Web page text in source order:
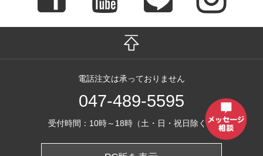
電話注文は承っておりません
047-489-5595
受付時間：10時～18時（土・日・祝日除く）